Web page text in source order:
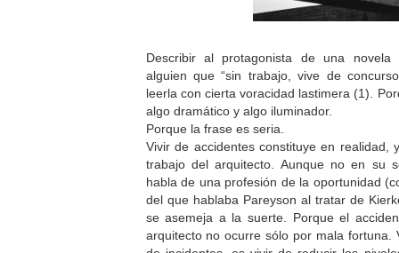
Describir al protagonista de una
alguien que “sin trabajo, vive de
leerla con cierta voracidad lastimera (1).
algo dramático y algo iluminador.
Porque la frase es seria.
Vivir de accidentes constituye en realidad,
trabajo del arquitecto. Aunque no en su
habla de una profesión de la oportunidad
del que hablaba Pareyson al tratar de
se asemeja a la suerte. Porque el
arquitecto no ocurre sólo por mala fortuna.